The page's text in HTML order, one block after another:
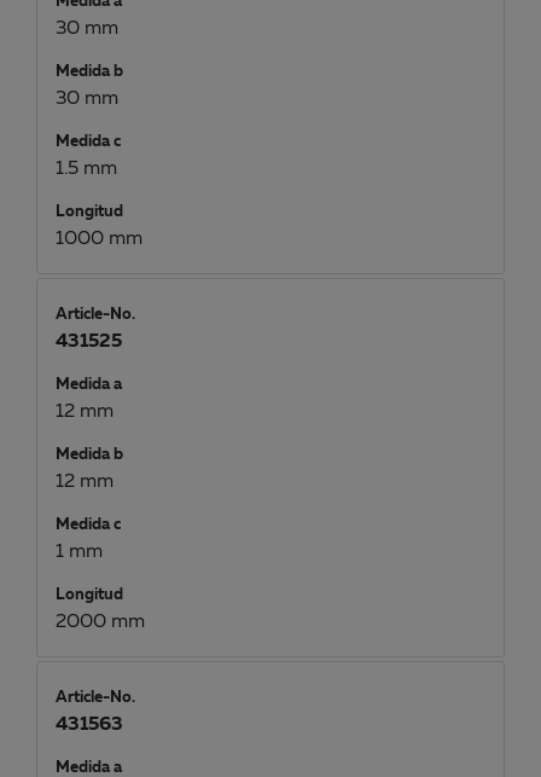
30 mm
Medida b
30 mm
Medida c
1.5 mm
Longitud
1000 mm
Article-No.
431525
Medida a
12 mm
Medida b
12 mm
Medida c
1 mm
Longitud
2000 mm
Article-No.
431563
Medida a